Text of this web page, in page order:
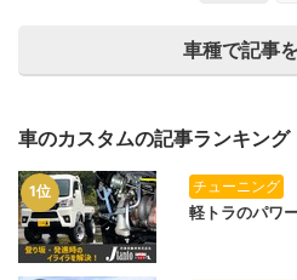
車種で記事
車のカスタムの記事ランキング
1位 チューニング
軽トラのパワ